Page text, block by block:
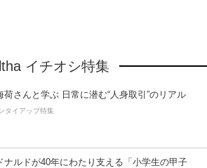
イチオシ特集
荷さんと学ぶ 日常に潜む“人身取引”のリアル
タイアップ特集
ナルドが40年にわたり支える「小学生の甲子